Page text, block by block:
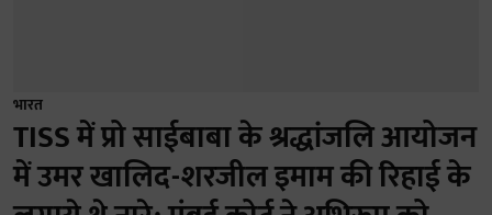
भारत
TISS में प्रो साईबाबा के श्रद्धांजलि आयोजन
में उमर खालिद-शरजील इमाम की रिहाई के